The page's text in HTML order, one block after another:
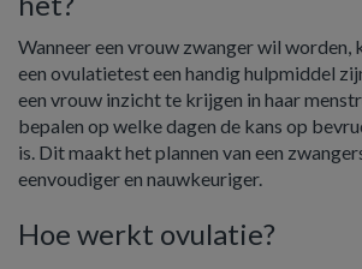
Wanneer een vrouw zwanger wil worden,
een ovulatietest een handig hulpmiddel
een vrouw inzicht te krijgen in haar
bepalen op welke dagen de kans op
is. Dit maakt het plannen van een
eenvoudiger en nauwkeuriger.
Hoe werkt ovulatie?